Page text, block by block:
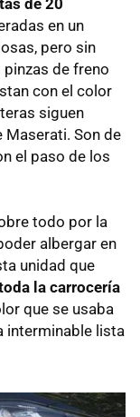
de 20
en un
pero sin
pinzas de freno
con el color
siguen
Son de
el paso de los
todo por la
albergar en
unidad que
la carrocería
que se usaba
interminable lista